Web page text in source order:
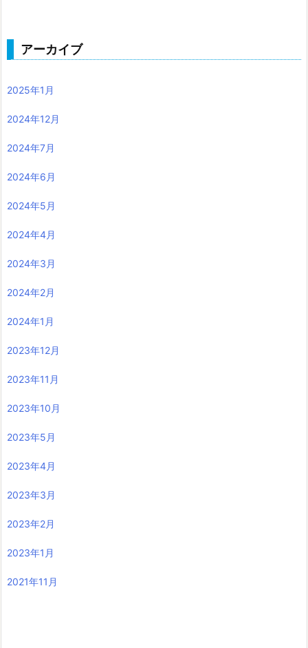
アーカイブ
2025年1月
2024年12月
2024年7月
2024年6月
2024年5月
2024年4月
2024年3月
2024年2月
2024年1月
2023年12月
2023年11月
2023年10月
2023年5月
2023年4月
2023年3月
2023年2月
2023年1月
2021年11月